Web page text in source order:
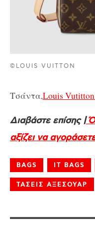
©LOUIS VUITTON
Τσάντα,Louis
Διαβάστε επίσης |
αξίζει να
BAGS IT BAGS
ΤΑΣΕΙΣ ΑΞΕΣΟΥΑΡ